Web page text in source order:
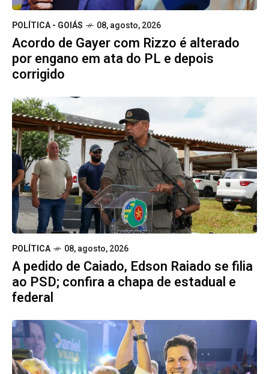
POLÍTICA - GOIÁS 08, agosto, 2026
Acordo de Gayer com Rizzo é alterado
por engano em ata do PL e depois
corrigido
POLÍTICA 08, agosto, 2026
A pedido de Caiado, Edson Raiado se filia
ao PSD; confira a chapa de estadual e
federal